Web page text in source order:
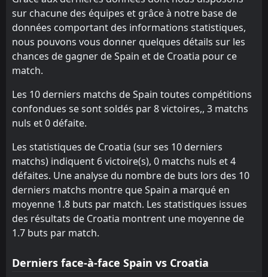
Slovenia
1
FT
02Jun
Croatia
Belgium
0
2
00:00
FT
23:30
26 Mar
Colombia
Croatia
1
FT
19:45
17Nov
Montenegro
Croatia
2
3
FT
19:45
14Nov
Croatia
Faroe Islands
FT
18:45
Oct
Croatia
Gibraltar
3
FT
18:45
Czech Republic
sur chacune des équipes et grâce à notre base de
données comportant des informations statistiques,
nous pouvons vous donner quelques détails sur les
chances de gagner de Spain et de Croatia pour ce
match.
Les 10 derniers matchs de Spain toutes compétitions
confondues se sont soldés par 8 victoires,, 3 matchs
nuls et 0 défaite.
Les statistiques de Croatia (sur ses 10 derniers
matchs) indiquent 6 victoire(s), 0 matchs nuls et 4
défaites. Une analyse du nombre de buts lors des 10
derniers matchs montre que Spain a marqué en
moyenne 1.8 buts par match. Les statistiques issues
des résultats de Croatia montrent une moyenne de
1.7 buts par match.
Derniers face-à-face Spain vs Croatia